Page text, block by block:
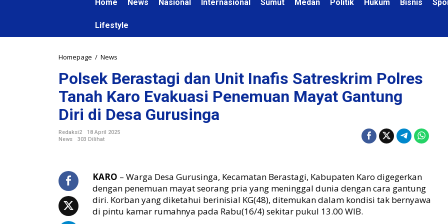
Home News Nasional Internasional Sumut Medan Politik Hukum Bisnis
Lifestyle
Homepage / News
l
s
e
B
r
a
g
i
a
Polsek Berastagi dan Unit Inafis Satreskrim Polres
Tanah Karo Evakuasi Penemuan Mayat Gantung
Diri di Desa Gurusinga
Redaksi2
18 April 2025
News
303 Dilihat
KARO – Warga Desa Gurusinga, Kecamatan Berastagi, Kabupaten Karo digegerkan
dengan penemuan mayat seorang pria yang meninggal dunia dengan cara gantung
diri. Korban yang diketahui berinisial KG(48), ditemukan dalam kondisi tak bernyawa
di pintu kamar rumahnya pada Rabu(16/4) sekitar pukul 13.00 WIB.